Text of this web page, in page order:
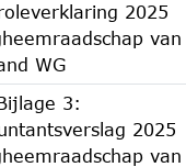
2025
van
WG
3:
2025
van